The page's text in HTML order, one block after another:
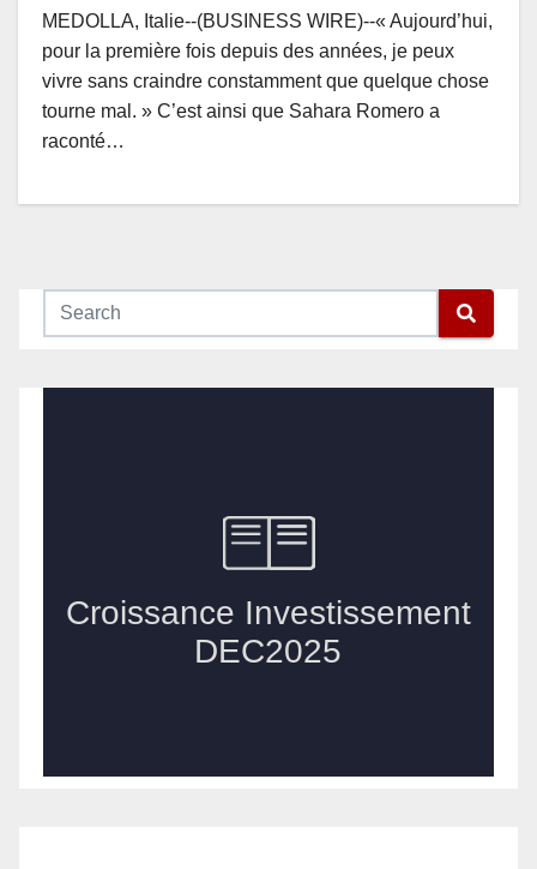
MEDOLLA, Italie--(BUSINESS WIRE)--« Aujourd’hui,
pour la première fois depuis des années, je peux
vivre sans craindre constamment que quelque chose
tourne mal. » C’est ainsi que Sahara Romero a
raconté…